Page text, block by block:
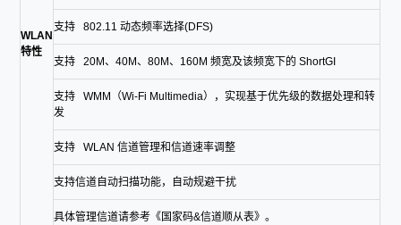
WLAN
特性
支持 802.11 动态频率选择(DFS)
支持 20M、40M、80M、160M 频宽及该频宽下的 ShortGI
支持 WMM（Wi-Fi Multimedia），实现基于优先级的数据处理和转
发
支持 WLAN 信道管理和信道速率调整
支持信道自动扫描功能，自动规避干扰
具体管理信道请参考《国家码&信道顺从表》。